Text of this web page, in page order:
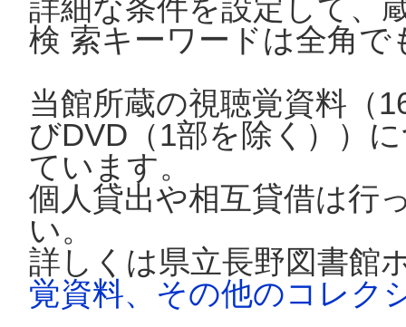
詳細な条件を設定して、
検 索キーワードは全角
当館所蔵の視聴覚資料（
びDVD（1部を除く））
ています。
個人貸出や相互貸借は行
い。
詳しくは県立長野図書館
覚資料、その他のコレク